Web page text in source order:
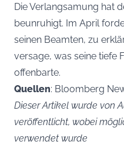
Die Verlangsamung hat
beunruhigt. Im April
seinen Beamten, zu
versage, was seine tiefe
offenbarte.
Quellen: Bloomberg
Dieser Artikel wurde von
veröffentlicht, wobei
verwendet wurde